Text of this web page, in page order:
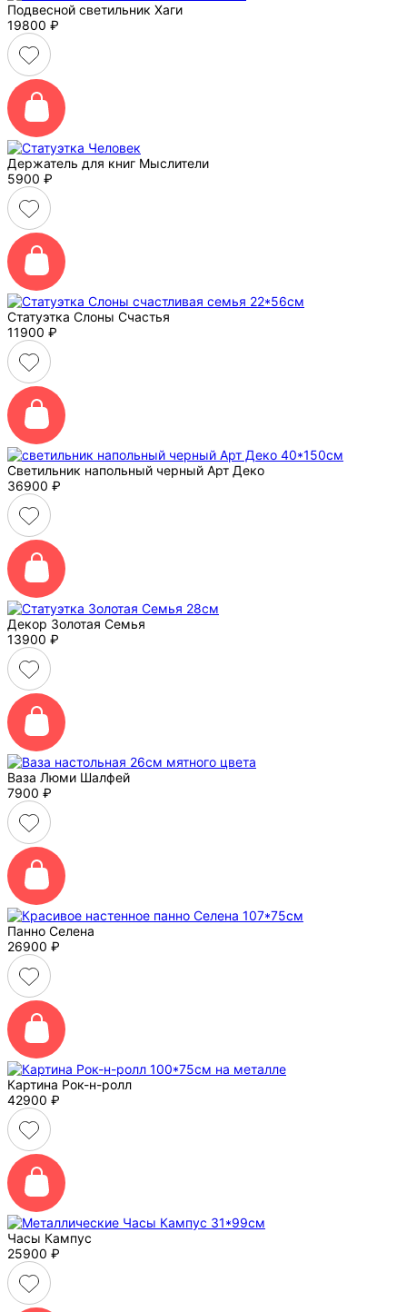
Подвесной светильник Хаги
19800 ₽
Держатель для книг Мыслители
5900 ₽
Статуэтка Слоны Счастья
11900 ₽
Светильник напольный черный Арт Деко
36900 ₽
Декор Золотая Семья
13900 ₽
Ваза Люми Шалфей
7900 ₽
Панно Селена
26900 ₽
Картина Рок-н-ролл
42900 ₽
Часы Кампус
25900 ₽